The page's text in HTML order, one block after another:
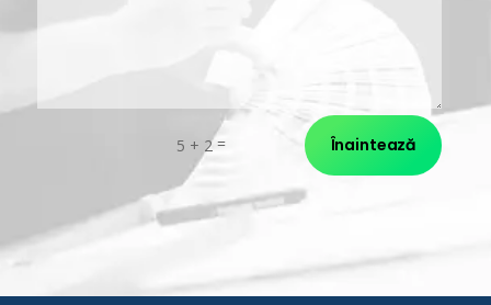
5 + 2= Înaintează